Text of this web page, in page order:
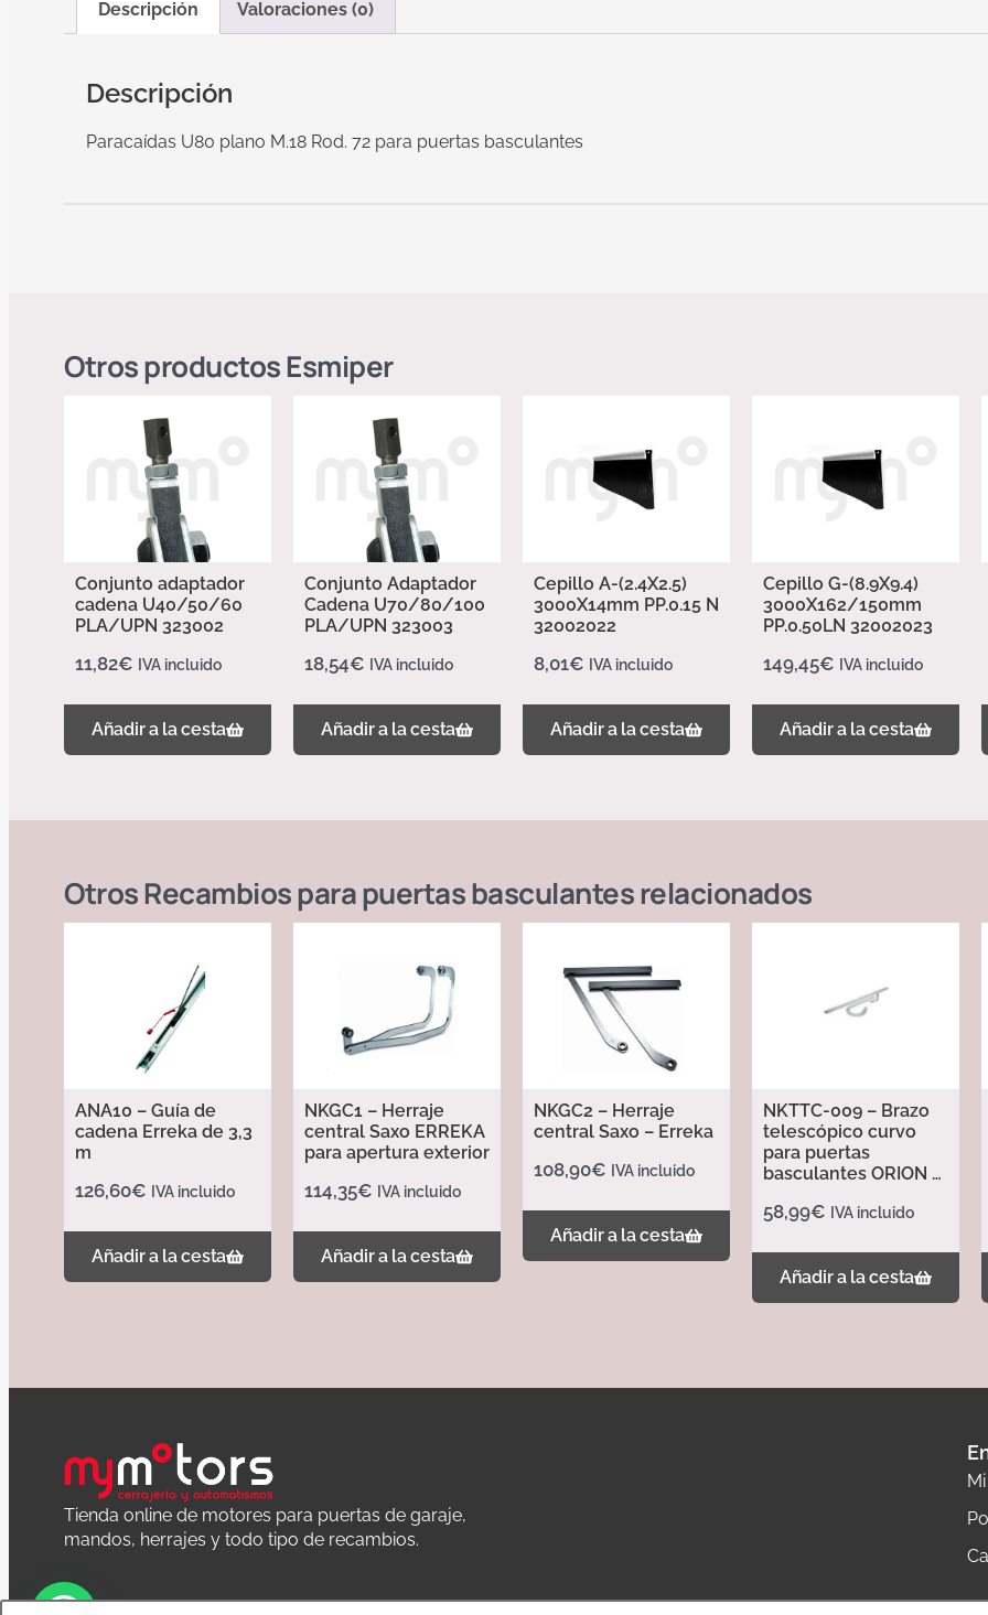
Descripción Valoraciones (0)
Descripción
Paracaídas U80 plano M.18 Rod. 72 para puertas basculantes
Otros productosEsmiper
Conjunto adaptador
cadena U40/50/60
PLA/UPN 323002
11,82€ IVA incluido
Añadir a la cesta
Conjunto Adaptador
Cadena U70/80/100
PLA/UPN 323003
18,54€ IVA incluido
Añadir a la cesta
Cepillo A-(2.4X2.5)
3000X14mm PP.0.15 N
32002022
8,01€ IVA incluido
Añadir a la cesta
Cepillo G-(8.9X9.4)
3000X162/150mm
PP.0.50LN 32002023
149,45€ IVA incluido
Añadir a la cesta
OtrosRecambios para puertas basculantesrelacionados
ANA10 – Guía de
cadena Erreka de 3,3
m
126,60€ IVA incluido
Añadir a la cesta
NKGC1 – Herraje
central Saxo ERREKA
para apertura exterior
114,35€ IVA incluido
Añadir a la cesta
NKGC2 – Herraje
central Saxo – Erreka
108,90€ IVA incluido
Añadir a la cesta
NKTTC-009 – Brazo
telescópico curvo
para puertas
basculantes ORION –
58,99€ IVA incluido
Añadir a la cesta
Tienda online de motores para puertas de garaje,
mandos, herrajes y todo tipo de recambios.